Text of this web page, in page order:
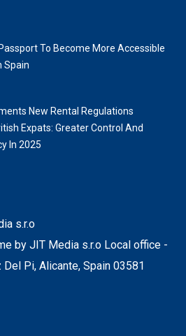
To Become More Accessible
Spain
New Rental Regulations
Expats: Greater Control And
In 2025
s.r.o
by JIT Media s.r.o Local office -
Pi, Alicante, Spain 03581